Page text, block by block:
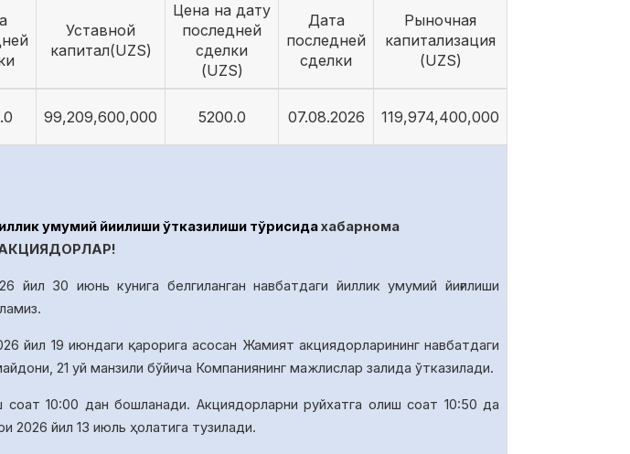
Уставной
капитал(UZS)
Цена на дату
последней
сделки
(UZS)
Дата
последней
сделки
Рыночная
капитализация
(UZS)
99,209,600,000 5200.0 07.08.2026 119,974,400,000
умумий йиғилиши ўтказилиши тўғрисидахабарнома
йил 30 июнь кунига белгиланган навбатдаги йиллик умумий йиғилиши
26 йил 19 июндаги қарорига асосан Жамият акциядорларининг навбатдаги
21 уй манзили бўйича Компаниянинг мажлислар залида ўтказилади.
соат10:00 дан бошланади. Акциядорларни руйхатга олиш соат 10:50да
2026 йил 13 июль ҳолатига тузилади.